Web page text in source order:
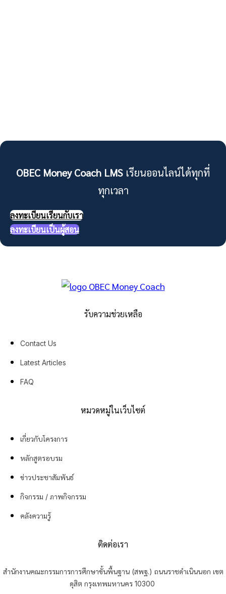
OBEC Money Coach LMS เรียนออนไลน์ได้ทุกที่
ทุกเวลา
ลงทะเบียนเรียนกับเรา
ลงทะเบียนเป็นผู้สอน
รับความช่วยเหลือ
Contact Us
Latest Articles
FAQ
หมวดหมู่ในเว็บไซต์
เกี่ยวกับโครงการ
หลักสูตรอบรม
ข่าวประชาสัมพันธ์
กิจกรรม / ภาพกิจกรรม
คลังความรู้
ติดต่อเรา
สำนักงานคณะกรรมการการศึกษาขั้นพื้นฐาน (สพฐ.) ถนนราชดำเนินนอก เขต
ดุสิต กรุงเทพมหานคร 10300